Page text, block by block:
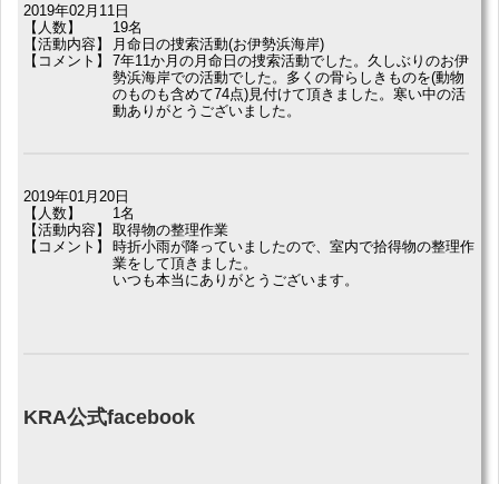
2019年02月11日
【人数】
19名
【活動内容】
月命日の捜索活動(お伊勢浜海岸)
【コメント】
7年11か月の月命日の捜索活動でした。久しぶりのお伊
勢浜海岸での活動でした。多くの骨らしきものを(動物
のものも含めて74点)見付けて頂きました。寒い中の活
動ありがとうございました。
2019年01月20日
【人数】
1名
【活動内容】
取得物の整理作業
【コメント】
時折小雨が降っていましたので、室内で拾得物の整理作
業をして頂きました。
いつも本当にありがとうございます。
KRA公式facebook